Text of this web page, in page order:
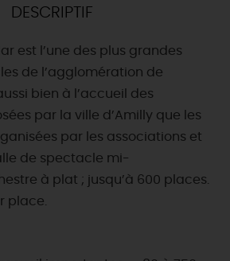
CE WEEK-END
CETTE SEMAINE
TOUT L'AGENDA
DESCRIPTIF
est l’une des plus grandes
de l’agglomération de
bien à l’accueil des
par la ville d’Amilly que les
par les associations et
de spectacle mi-
à plat ; jusqu’à 600 places.
place.